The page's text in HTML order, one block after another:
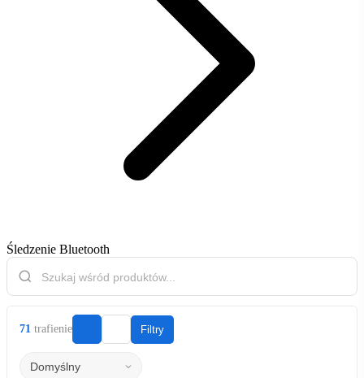
Śledzenie Bluetooth
71 trafienie Filtry